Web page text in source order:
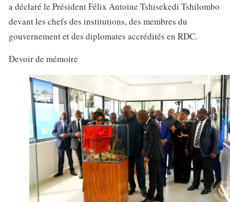
a déclaré le Président Félix Antoine Tshisekedi Tshilombo
devant les chefs des institutions, des membres du
gouvernement et des diplomates accrédités en RDC.
Devoir de mémoire